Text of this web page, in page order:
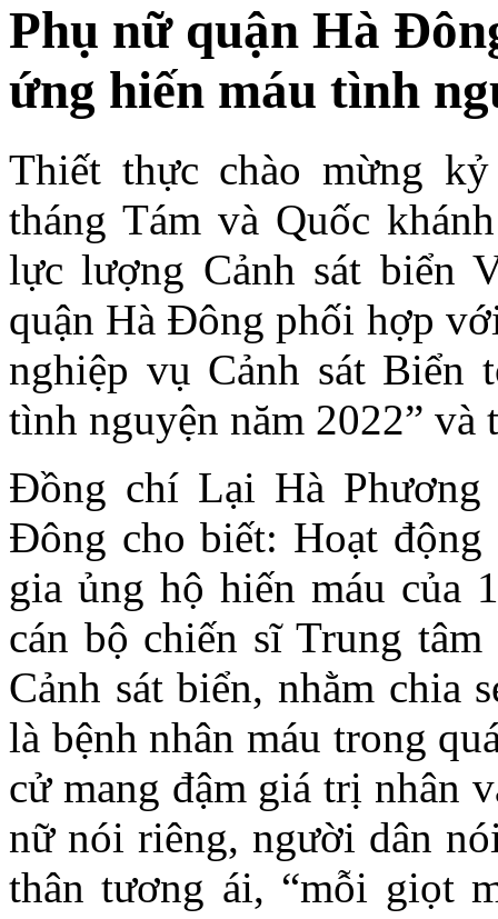
Phụ nữ quận Hà
ứng hiến máu tình
Thiết thực chào mừng
tháng Tám và Quốc
lực lượng Cảnh sát biển
quận Hà Đông phối hợp
nghiệp vụ Cảnh sát Biển
tình nguyện năm 2022”
Đồng chí Lại Hà
Đông cho biết: Hoạt
gia ủng hộ hiến máu của
cán bộ chiến sĩ Trung
Cảnh sát biển, nhằm chia
là bệnh nhân máu trong
cử mang đậm giá trị nhân
nữ nói riêng, người dân
thân tương ái, “mỗi giọt